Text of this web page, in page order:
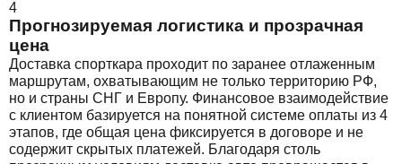
4
Прогнозируемая логистика и прозрачная
цена
Доставка спорткара проходит по заранее отлаженным
маршрутам, охватывающим не только территорию РФ,
но и страны СНГ и Европу. Финансовое взаимодействие
с клиентом базируется на понятной системе оплаты из 4
этапов, где общая цена фиксируется в договоре и не
содержит скрытых платежей. Благодаря столь